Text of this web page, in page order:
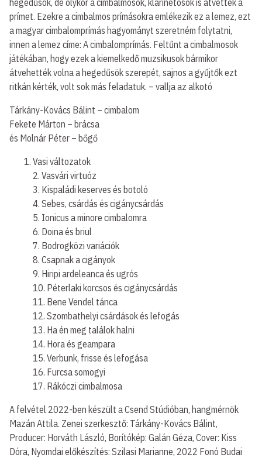
hegedűsök, de olykor a cimbalmosok, klarinétosok is átvették a
prímet. Ezekre a cimbalmos prímásokra emlékezik ez a lemez, ezt
a magyar cimbalomprímás hagyományt szeretném folytatni,
innen a lemez címe: A cimbalomprímás. Feltűnt a cimbalmosok
játékában, hogy ezek a kiemelkedő muzsikusok bármikor
átvehették volna a hegedűsök szerepét, sajnos a gyűjtők ezt
ritkán kérték, volt sok más feladatuk. – vallja az alkotó
Tárkány-Kovács Bálint – cimbalom
Fekete Márton – brácsa
és Molnár Péter – bőgő
Vasi változatok
2. Vasvári virtuóz
3. Kispaládi keserves és botoló
4. Sebes, csárdás és cigánycsárdás
5. Ionicus a minore cimbalomra
6. Doina és briul
7. Bodrogközi variációk
8. Csapnak a cigányok
9. Hiripi ardeleanca és ugrós
10. Péterlaki korcsos és cigánycsárdás
11. Bene Vendel tánca
12. Szombathelyi csárdások és lefogás
13. Ha én meg találok halni
14. Hora és geampara
15. Verbunk, frisse és lefogása
16. Furcsa somogyi
17. Rákóczi cimbalmosa
A felvétel 2022-ben készült a Csend Stúdióban, hangmérnök
Mazán Attila. Zenei szerkesztő: Tárkány-Kovács Bálint,
Producer: Horváth László, Borítókép: Galán Géza, Cover: Kiss
Dóra, Nyomdai előkészítés: Szilasi Marianne, 2022 Fonó Budai